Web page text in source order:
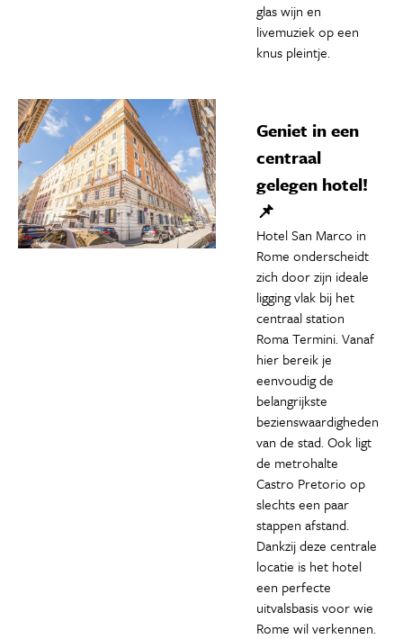
glas wijn en
livemuziek op een
knus pleintje.
Geniet in een
centraal
gelegen hotel!
📌
Hotel San Marco in
Rome onderscheidt
zich door zijn ideale
ligging vlak bij het
centraal station
Roma Termini. Vanaf
hier bereik je
eenvoudig de
belangrijkste
bezienswaardigheden
van de stad. Ook ligt
de metrohalte
Castro Pretorio op
slechts een paar
stappen afstand.
Dankzij deze centrale
locatie is het hotel
een perfecte
uitvalsbasis voor wie
Rome wil verkennen.